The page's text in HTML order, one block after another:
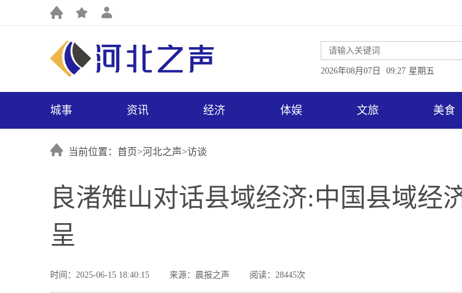
2026年08月07日 09:27 星期五
城事 资讯 经济 体娱 文旅 美食
当前位置：首页>河北之声>访谈
良渚雉山对话县域经济:中国县域经
呈
时间：2025-06-15 18:40:15 来源：晨报之声 阅读：28445次